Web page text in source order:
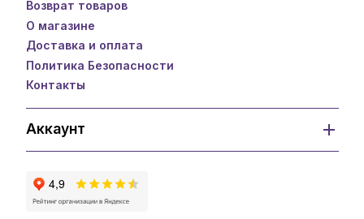
Возврат товаров
О магазине
Доставка и оплата
Политика Безопасности
Контакты
Аккаунт